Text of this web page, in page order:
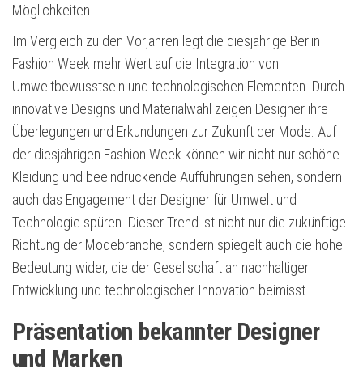
Möglichkeiten.
Im Vergleich zu den Vorjahren legt die diesjährige Berlin
Fashion Week mehr Wert auf die Integration von
Umweltbewusstsein und technologischen Elementen. Durch
innovative Designs und Materialwahl zeigen Designer ihre
Überlegungen und Erkundungen zur Zukunft der Mode. Auf
der diesjährigen Fashion Week können wir nicht nur schöne
Kleidung und beeindruckende Aufführungen sehen, sondern
auch das Engagement der Designer für Umwelt und
Technologie spüren. Dieser Trend ist nicht nur die zukünftige
Richtung der Modebranche, sondern spiegelt auch die hohe
Bedeutung wider, die der Gesellschaft an nachhaltiger
Entwicklung und technologischer Innovation beimisst.
Präsentation bekannter Designer
und Marken